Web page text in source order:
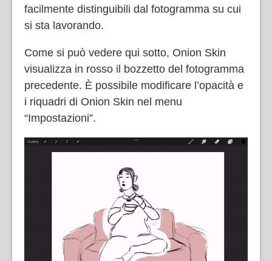
facilmente distinguibili dal fotogramma su cui
si sta lavorando.
Come si può vedere qui sotto, Onion Skin
visualizza in rosso il bozzetto del fotogramma
precedente. È possibile modificare l’opacità e
i riquadri di Onion Skin nel menu
“Impostazioni”.